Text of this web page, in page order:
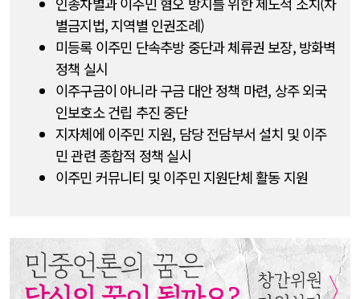
별금지법, 지역별 인권조례)
미등록 이주민 단속추방 중단과 체류권 보장, 방화벽
정책 실시
이주구금이 아니라 구금 대안 정책 마련, 상주 외국
인보호소 건립 추진 중단
지자체에 이주민 지원, 담당 전담부서 설치 및 이주
민 관련 종합적 정책 실시
이주민 커뮤니티 및 이주민 지원단체 활동 지원